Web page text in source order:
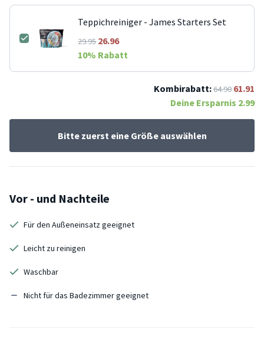
Teppichreiniger - James Starters Set
29.9526.96
10% Rabatt
Kombirabatt:64.90 61.91
Deine Ersparnis 2.99
Bitte zuerst eine Größe auswählen
Vor - und Nachteile
Für den Außeneinsatz geeignet
Leicht zu reinigen
Waschbar
Nicht für das Badezimmer geeignet